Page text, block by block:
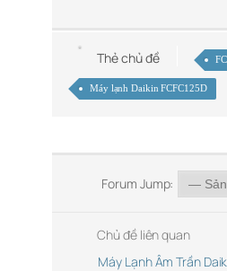
Thẻ chủ đề
Máy lạnh Daikin FCFC125D
Forum Jump:
Chủ đề liên quan
Máy Lạnh Âm Trần